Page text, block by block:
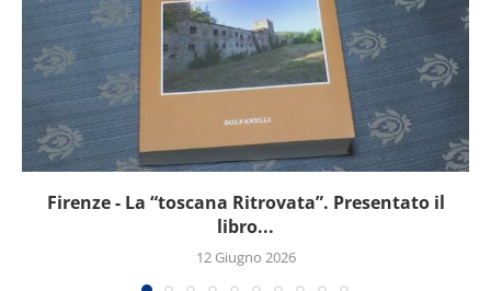
Firenze - La “toscana Ritrovata”. Presentato il
libro...
12 Giugno 2026